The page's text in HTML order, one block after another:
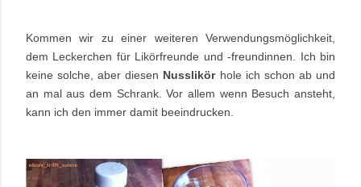
Kommen wir zu einer weiteren Verwendungsmöglichkeit,
dem Leckerchen für Likörfreunde und -freundinnen. Ich bin
keine solche, aber diesen Nusslikör hole ich schon ab und
an mal aus dem Schrank. Vor allem wenn Besuch ansteht,
kann ich den immer damit beeindrucken.